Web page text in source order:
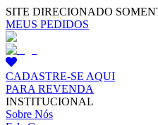
SITE DIRECIONADO
MEUS PEDIDOS
CADASTRE-SE AQUI
PARA REVENDA
INSTITUCIONAL
Sobre Nós